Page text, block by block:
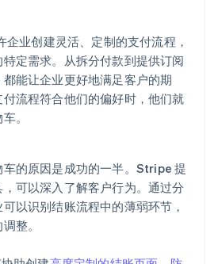
业创建灵活、定制的支付流程，
定需求。从拆分付款到提供订阅
能让企业更好地满足客户的期
流程符合他们的偏好时，他们就
。
车的原因是成功的一半。Stripe 提
可以深入了解客户行为。通过分
以识别结账流程中的薄弱环节，
整。